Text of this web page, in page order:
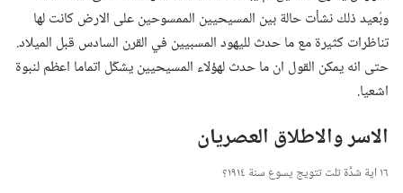
وبُعيد ذلك نشأت حالة بين المسيحيين الممسوحين على الارض كانت لها
تناظرات كثيرة مع ما حدث لليهود المسبيين في القرن السادس قبل الميلاد.‏
حتى انه يمكن القول ان ما حدث لهؤلاء المسيحيين يشكّل اتماما اعظم لنبوة
اشعيا.‏
الاسر والاطلاق العصريان
١٦ اية شدَّة تلت تتويج يسوع سنة ١٩١٤؟‏